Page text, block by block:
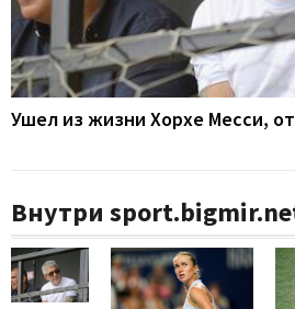
Ушел из жизни Хорхе Месси,
Внутри